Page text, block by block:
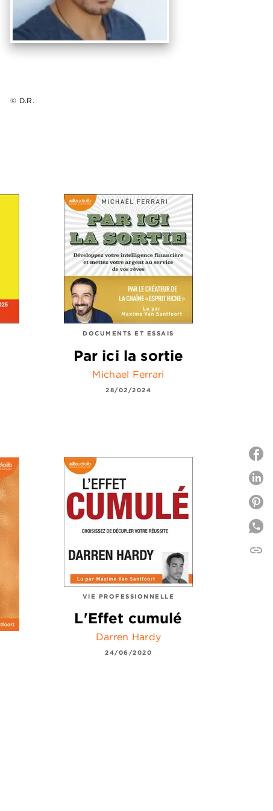
© D.R.
DOCUMENTS ET ESSAIS
Par ici la sortie
Michael Ferrari
28/02/2024
VIE PROFESSIONNELLE
L'Effet cumulé
Darren Hardy
24/06/2020
link